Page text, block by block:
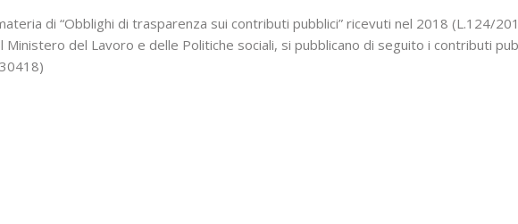
di “Obblighi di trasparenza sui contributi pubblici” ricevuti nel 2018 (L.124/
Ministero del Lavoro e delle Politiche sociali, si pubblicano di seguito i contributi